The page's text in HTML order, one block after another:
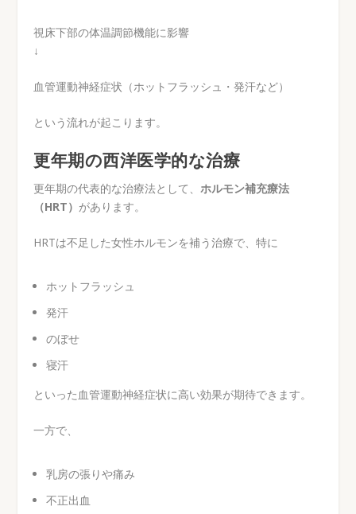
視床下部の体温調節機能に影響
↓
血管運動神経症状（ホットフラッシュ・発汗など）
という流れが起こります。
更年期の西洋医学的な治療
更年期の代表的な治療法として、 ホルモン補充療法
（HRT） があります。
HRTは不足した女性ホルモンを補う治療で、特に
ホットフラッシュ
発汗
のぼせ
寝汗
といった血管運動神経症状に高い効果が期待できます。
一方で、
乳房の張りや痛み
不正出血